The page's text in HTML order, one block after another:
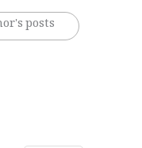
posts